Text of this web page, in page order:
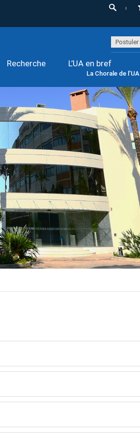
Postuler
Recherche L’UA en bref
La Chorale de l’UA